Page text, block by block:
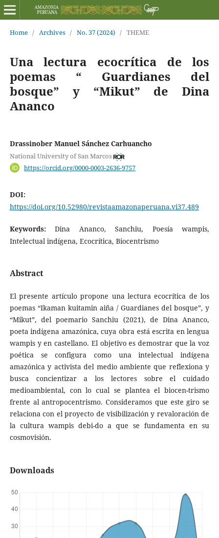
Home / Archives / No. 37 (2024) / THEME
Una lectura ecocrítica de los
poemas “ Guardianes del
bosque” y “Mikut” de Dina
Ananco
Drassinober Manuel Sánchez Carhuancho
National University of San Marcos
https://orcid.org/0000-0003-2636-9757
DOI:
https://doi.org/10.52980/revistaamazonaperuana.vi37.489
Keywords:Dina Ananco, Sanchiu, Poesía wampis,
Intelectual indígena, Ecocrítica, Biocentrismo
Abstract
El presente artículo propone una lectura ecocrítica de los
poemas “Ikaman kuitamin aiña / Guardianes del bosque”, y
“Mikut”, del poemario Sanchiu (2021), de Dina Ananco,
poeta indígena amazónica, cuya obra está escrita en lengua
wampis y en castellano. El objetivo es demostrar que la voz
poética se configura como una intelectual indígena
amazónica y activista del medio ambiente que reflexiona y
busca concientizar a los lectores sobre el cuidado
medioambiental, con lo cual se plantea el biocen-trismo
frente al antropocentrismo. Consideramos que este giro se
relaciona con el proyecto de visibilización y revaloración de
la cultura wampis debi-do a que se fundamenta en su
cosmovisión.
Downloads